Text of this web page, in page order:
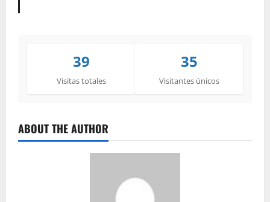
39
Visitas totales
35
Visitantes únicos
ABOUT THE AUTHOR